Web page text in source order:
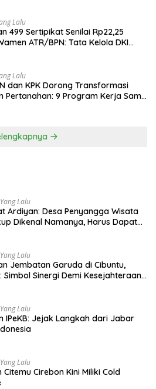
Lalu
499 Sertipikat Senilai Rp22,25
ATR/BPN: Tata Kelola DKI
Lalu
dan KPK Dorong Transformasi
Pertanahan: 9 Program Kerja Sama
Lalu
Ardiyan: Desa Penyangga Wisata
Dikenal Namanya, Harus Dapat
Lalu
Jembatan Garuda di Cibuntu,
Simbol Sinergi Demi Kesejahteraan
Lalu
IPeKB: Jejak Langkah dari Jabar
Lalu
Citemu Cirebon Kini Miliki Cold